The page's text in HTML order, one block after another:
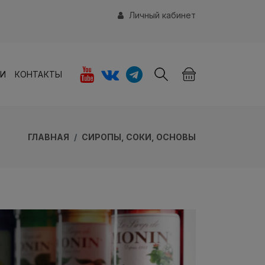
Личный кабинет
КОНТАКТЫ
ГЛАВНАЯ СИРОПЫ, СОКИ, ОСНОВЫ